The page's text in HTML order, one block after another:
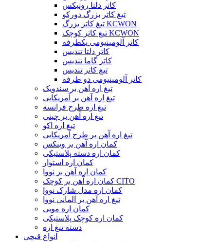
کاتر دلتا رونیکس
تیغ کاتر بزرگ دورکو
تیغ کاتر بزرگ KCWON
تیغ کاتر کوچک KCWON
کاتر آلومینیومی یکطرفه
کاتر دلتا تندیس
کاتر گاما تندیس
تیغ کاتر تندیس
کاتر آلومینیومی دو طرفه
تیغ اره آهن بر سندویک
تیغ اره آهن بر آمریکایی
تیغ اره طرح فرانسه
تیغ اره آهن بر چینی
تیغ اره اکو
تیغ اره آهن بر طرح آمریکایی
کمان اره آهن بر وینکس
کمان اره دسته پلاستیکی
کمان اره استوار
کمان اره آهن بر نووا
کمان اره آهن بر کوچک CITO
کمان اره مدل شارک نووا
تیغ اره آهن بر آلمانی نووا
کمان اره مویی
کمان اره کوچک پلاستیکی
دسته تیغ اره
انواع قیچی